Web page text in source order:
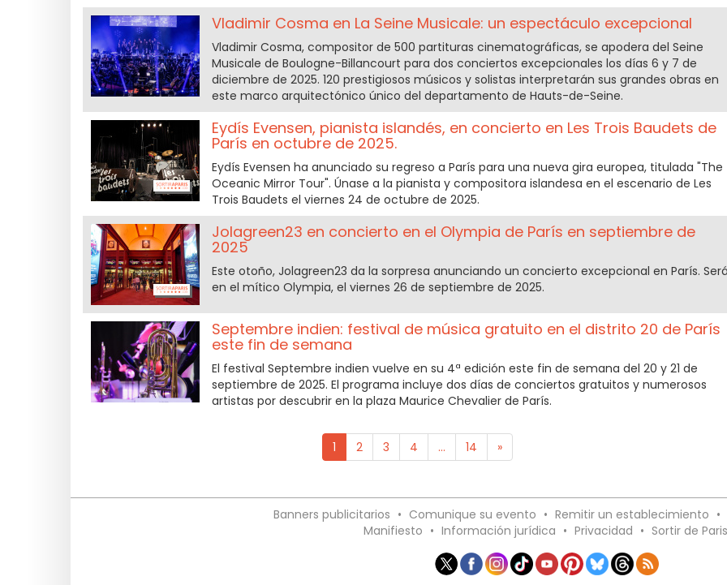
Vladimir Cosma en La Seine Musicale: un espectáculo excepcional
Vladimir Cosma, compositor de 500 partituras cinematográficas, se apodera del Seine
Musicale de Boulogne-Billancourt para dos conciertos excepcionales los días 6 y 7 de
diciembre de 2025. 120 prestigiosos músicos y solistas interpretarán sus grandes obras en
este marco arquitectónico único del departamento de Hauts-de-Seine.
Eydís Evensen, pianista islandés, en concierto en Les Trois Baudets de
París en octubre de 2025.
Eydís Evensen ha anunciado su regreso a París para una nueva gira europea, titulada "The
Oceanic Mirror Tour". Únase a la pianista y compositora islandesa en el escenario de Les
Trois Baudets el viernes 24 de octubre de 2025.
Jolagreen23 en concierto en el Olympia de París en septiembre de
2025
Este otoño, Jolagreen23 da la sorpresa anunciando un concierto excepcional en París.
en el mítico Olympia, el viernes 26 de septiembre de 2025.
Septembre indien: festival de música gratuito en el distrito 20 de París
este fin de semana
El festival Septembre indien vuelve en su 4ª edición este fin de semana del 20 y 21 de
septiembre de 2025. El programa incluye dos días de conciertos gratuitos y numerosos
artistas por descubrir en la plaza Maurice Chevalier de París.
1 2 3 4 ... 14 »
Banners publicitarios • Comunique su evento • Remitir un establecimiento •
Manifiesto • Información jurídica • Privacidad • Sortir de Paris